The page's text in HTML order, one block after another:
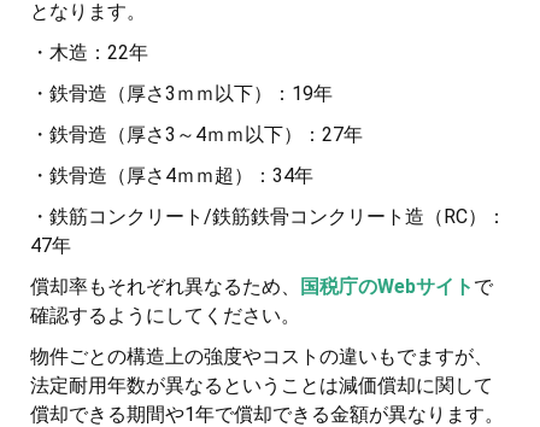
となります。
・木造：22年
・鉄骨造（厚さ3ｍｍ以下）：19年
・鉄骨造（厚さ3～4ｍｍ以下）：27年
・鉄骨造（厚さ4ｍｍ超）：34年
・鉄筋コンクリート/鉄筋鉄骨コンクリート造（RC）：
47年
償却率もそれぞれ異なるため、
国税庁のWebサイト で
確認するようにしてください。
物件ごとの構造上の強度やコストの違いもでますが、
法定耐用年数が異なるということは減価償却に関して
償却できる期間や1年で償却できる金額が異なります。